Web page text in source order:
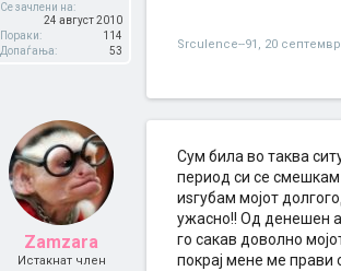
Се зачлени на:
24 август 2010
Пораки:
114
Допаѓања:
53 Srculence--91 , 20
Zamzara
Истакнат член
Сум била во таква
период си се смешкам
иѕгубам мојот
ужасно!! Од денешен
го сакав доволно
покрај мене ме прави